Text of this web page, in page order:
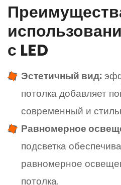
с LED
Эстетичный вид:
потолка добавляет
современный и
Равномерное
подсветка
равномерное
потолка.